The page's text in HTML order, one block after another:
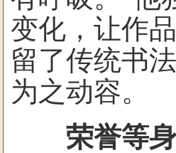
变化，让作
留了传统书
为之动容。
荣誉等